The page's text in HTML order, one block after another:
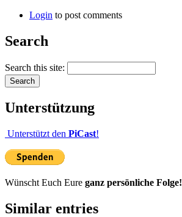
Login to post comments
Search
Search this site:
Unterstützung
Unterstützt den PiCast!
Wünscht Euch Eure ganz persönliche Folge!
Similar entries